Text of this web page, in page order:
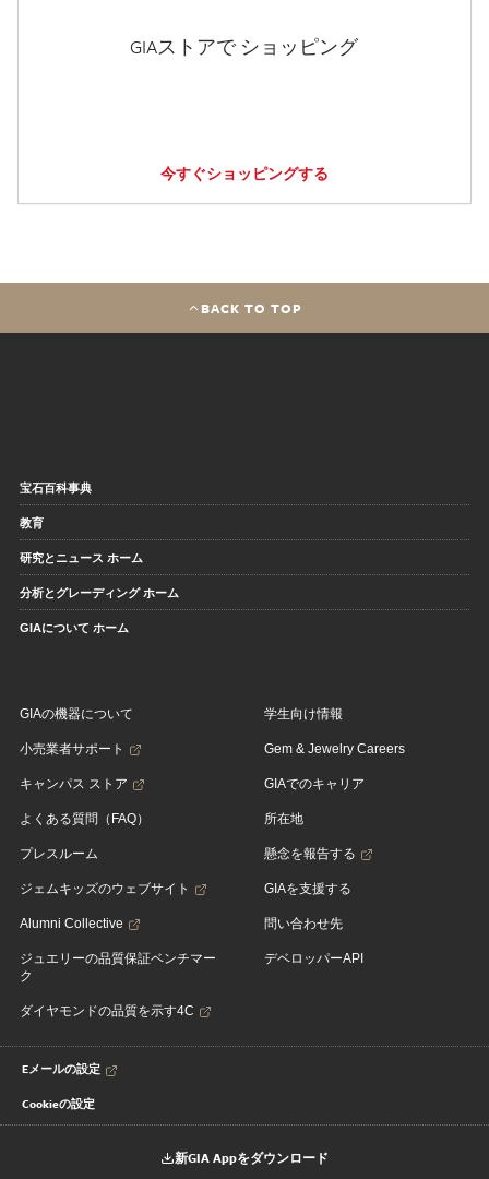
GIAストアで ショッピング
今すぐショッピングする
BACK TO TOP
宝石百科事典
教育
研究とニュース ホーム
分析とグレーディング ホーム
GIAについて ホーム
GIAの機器について
小売業者サポート
キャンパス ストア
よくある質問（FAQ）
プレスルーム
ジェムキッズのウェブサイト
Alumni Collective
ジュエリーの品質保証ベンチマー
ク
ダイヤモンドの品質を示す4C
学生向け情報
Gem & Jewelry Careers
GIAでのキャリア
所在地
懸念を報告する
GIAを支援する
問い合わせ先
デベロッパーAPI
Eメールの設定
Cookieの設定
新GIA Appをダウンロード